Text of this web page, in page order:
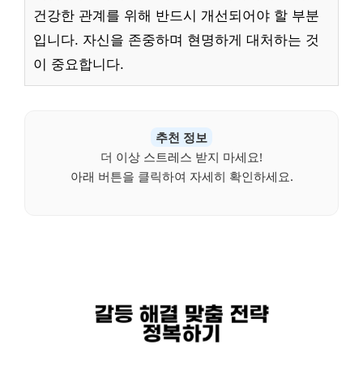
건강한 관계를 위해 반드시 개선되어야 할 부분
입니다. 자신을 존중하며 현명하게 대처하는 것
이 중요합니다.
추천 정보
더 이상 스트레스 받지 마세요!
아래 버튼을 클릭하여 자세히 확인하세요.